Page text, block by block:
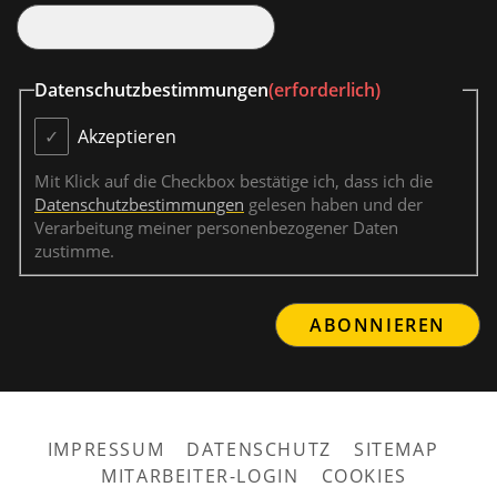
Datenschutzbestimmungen(erforderlich)
Akzeptieren
Mit Klick auf die Checkbox bestätige ich, dass ich die
Datenschutzbestimmungen gelesen haben und der
Verarbeitung meiner personenbezogener Daten
zustimme.
IMPRESSUM DATENSCHUTZ
SITEMAP
MITARBEITER-LOGIN
COOKIES